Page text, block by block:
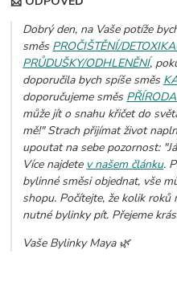
Dobrý den, na Vaše potíže
směs PROČIŠTĚNÍ/
PRŮDUŠKY/ODHLENĚNÍ,
doporučila bych spíše směs
doporučujeme směs
může jít o snahu křičet do
mě!" Strach přijímat život
upoutat na sebe pozornost:
Více najdete v našem článku.
bylinné směsi objednat, vše
shopu. Počítejte, že kolik
nutné bylinky pít. Přejeme
Vaše Bylinky Maya 🌿